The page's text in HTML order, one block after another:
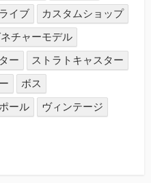
イブ
カスタムショップ
チャーモデル
ー
ストラトキャスター
ボス
ール
ヴィンテージ